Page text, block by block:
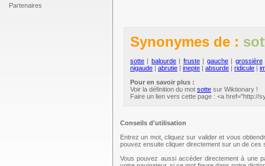
Partenaires
Synonymes de :
sotte | balourde| fruste| gauche| grossière
nigaude | abrutie | inepte | absurde | ridicule |
Pour en savoir plus :
Voir la définition du mot sotte sur Wiktionary !
Faire un lien vers cette page : <a href="http://
Conseils d'utilisation
Entrez un mot, cliquez sur valider et vous
pouvez ensuite cliquer directement sur un de
Vous pouvez aussi accéder directement à une